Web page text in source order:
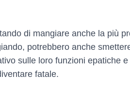
di mangiare anche la più
potrebbero anche
sulle loro funzioni epatiche
fatale.